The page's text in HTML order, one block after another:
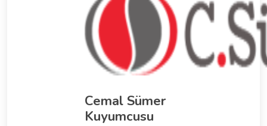
Cemal Sümer
Kuyumcusu